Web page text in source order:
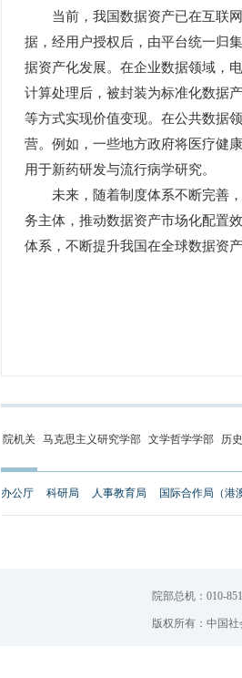
当前，我国数据资产已在互联网
据，经用户授权后，由平台统一归
据资产化发展。在企业数据领域，
计算处理后，被封装为标准化数据
等方式实现价值变现。在公共数据
营。例如，一些地方政府将医疗健
用于新药研发与流行病学研究。
未来，随着制度体系不断完善，
务主体，推动数据资产市场化配置
体系，不断提升我国在全球数据资
院机关 马克思主义研究学部 文学哲学学部 历
办公厅 科研局 人事教育局 国际合作局（港
院部总机：010-
版权所有：中国